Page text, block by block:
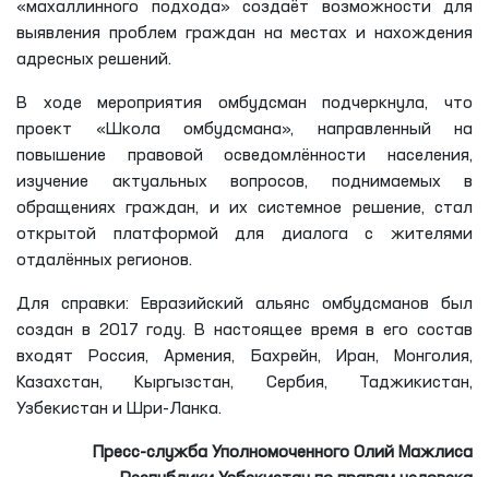
«махаллинного подхода» создаёт возможности для
выявления проблем граждан на местах и нахождения
адресных решений.
В ходе мероприятия омбудсман подчеркнула, что
проект «Школа омбудсмана», направленный на
повышение правовой осведомлённости населения,
изучение актуальных вопросов, поднимаемых в
обращениях граждан, и их системное решение, стал
открытой платформой для диалога с жителями
отдалённых регионов.
Для справки: Евразийский альянс омбудсманов был
создан в 2017 году. В настоящее время в его состав
входят Россия, Армения, Бахрейн, Иран, Монголия,
Казахстан, Кыргызстан, Сербия, Таджикистан,
Узбекистан и Шри-Ланка.
Пресс-служба Уполномоченного Олий Мажлиса